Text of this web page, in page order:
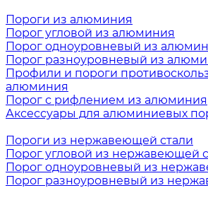
Пороги из алюминия
Порог угловой из алюминия
Порог одноуровневый из
Порог разноуровневый из
Профили и пороги
алюминия
Порог с рифлением из алюминия
Аксессуары для алюминиевых
Пороги из нержавеющей стали
Порог угловой из нержавеющей
Порог одноуровневый из
Порог разноуровневый из